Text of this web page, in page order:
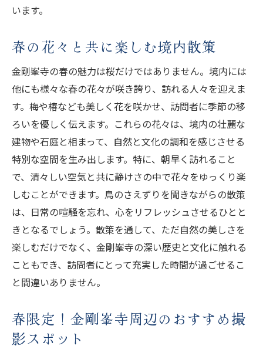
金剛峯寺で四季の美しさを体感する旅路
金剛峯寺を訪れる際の季節に合わせた旅の
計画
四季折々の訪問者を迎える金剛峯寺の魅力
旅の思い出を彩る金剛峯寺の自然と文化
四季それぞれの特別イベントを体験する旅
の提案
旅路を豊かにする季節ごとの金剛峯寺周辺
情報
金剛峯寺の特別イベントが紡ぐ自然と宗教の調
和
特別イベントの背景にある金剛峯寺の歴史
自然の美しさと宗教儀式が共存するイベン
トの魅力
訪問者参加型！金剛峯寺の特別イベント紹
介
います。
春の花々と共に楽しむ境内散策
金剛峯寺の春の魅力は桜だけではありません。境内には
他にも様々な春の花々が咲き誇り、訪れる人々を迎えま
す。梅や椿なども美しく花を咲かせ、訪問者に季節の移
ろいを優しく伝えます。これらの花々は、境内の壮麗な
建物や石庭と相まって、自然と文化の調和を感じさせる
特別な空間を生み出します。特に、朝早く訪れること
で、清々しい空気と共に静けさの中で花々をゆっくり楽
しむことができます。鳥のさえずりを聞きながらの散策
は、日常の喧騒を忘れ、心をリフレッシュさせるひとと
きとなるでしょう。散策を通して、ただ自然の美しさを
楽しむだけでなく、金剛峯寺の深い歴史と文化に触れる
こともでき、訪問者にとって充実した時間が過ごせるこ
と間違いありません。
春限定！金剛峯寺周辺のおすすめ撮
影スポット